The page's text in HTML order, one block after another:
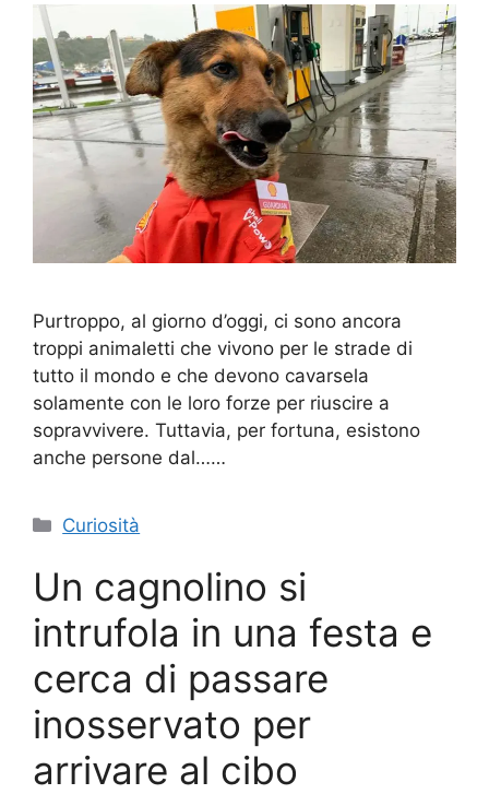
Purtroppo, al giorno d’oggi, ci sono ancora
troppi animaletti che vivono per le strade di
tutto il mondo e che devono cavarsela
solamente con le loro forze per riuscire a
sopravvivere. Tuttavia, per fortuna, esistono
anche persone dal……
Categorie
Curiosità
Un cagnolino si
intrufola in una festa e
cerca di passare
inosservato per
arrivare al cibo